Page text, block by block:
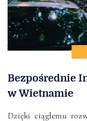
Bezpośrednie
w Wietnamie
Dzięki ciągłemu